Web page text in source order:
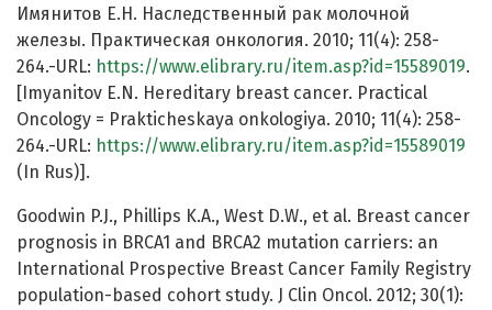
Имянитов Е.Н. Наследственный рак молочной
железы. Практическая онкология. 2010; 11(4): 258-
264.-URL: https://www.elibrary.ru/item.asp?id=15589019.
[Imyanitov E.N. Hereditary breast cancer. Practical
Oncology = Prakticheskaya onkologiya. 2010; 11(4): 258-
264.-URL: https://www.elibrary.ru/item.asp?id=15589019
(In Rus)].
Goodwin P.J., Phillips K.A., West D.W., et al. Breast cancer
prognosis in BRCA1 and BRCA2 mutation carriers: an
International Prospective Breast Cancer Family Registry
population-based cohort study. J Clin Oncol. 2012; 30(1):